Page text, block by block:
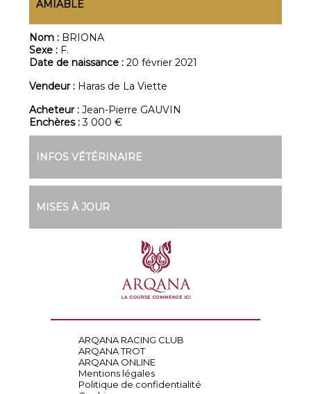
AMIABLE
Nom : BRIONA
Sexe : F.
Date de naissance :20 février 2021
Vendeur : Haras de La Viette
Acheteur :Jean-Pierre GAUVIN
Enchères :3 000 €
INFOS VÉTÉRINAIRE
MISES À JOUR
ARQANA RACING CLUB
ARQANA TROT
ARQANA ONLINE
Mentions légales
Politique de confidentialité